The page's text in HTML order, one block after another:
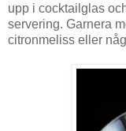
upp i cocktailglas
servering. Garnera
citronmeliss eller